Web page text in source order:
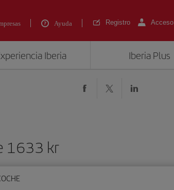
Ayuda Registro Acceso
Iberia Iberia Plus
1633 kr